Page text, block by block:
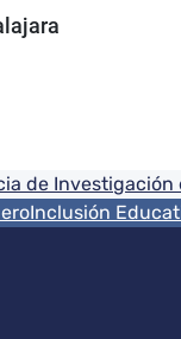
de Investigación
Inclusión